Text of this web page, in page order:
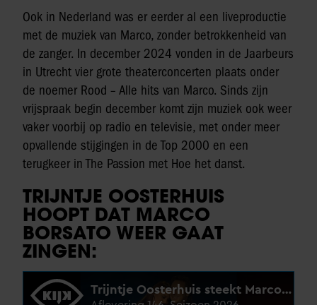
Ook in Nederland was er eerder al een liveproductie
met de muziek van Marco, zonder betrokkenheid van
de zanger. In december 2024 vonden in de Jaarbeurs
in Utrecht vier grote theaterconcerten plaats onder
de noemer Rood – Alle hits van Marco. Sinds zijn
vrijspraak begin december komt zijn muziek ook weer
vaker voorbij op radio en televisie, met onder meer
opvallende stijgingen in de Top 2000 en een
terugkeer in The Passion met Hoe het danst.
TRIJNTJE OOSTERHUIS
HOOPT DAT MARCO
BORSATO WEER GAAT
ZINGEN: